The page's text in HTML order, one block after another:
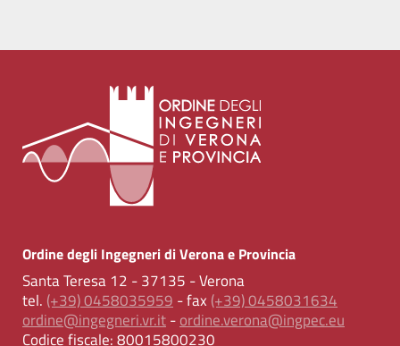
Ordine degli Ingegneri di Verona e Provincia
Santa Teresa 12 - 37135 - Verona
tel. (+39) 0458035959 - fax (+39) 0458031634
ordine@ingegneri.vr.it-ordine.verona@ingpec.eu
Codice fiscale:80015800230